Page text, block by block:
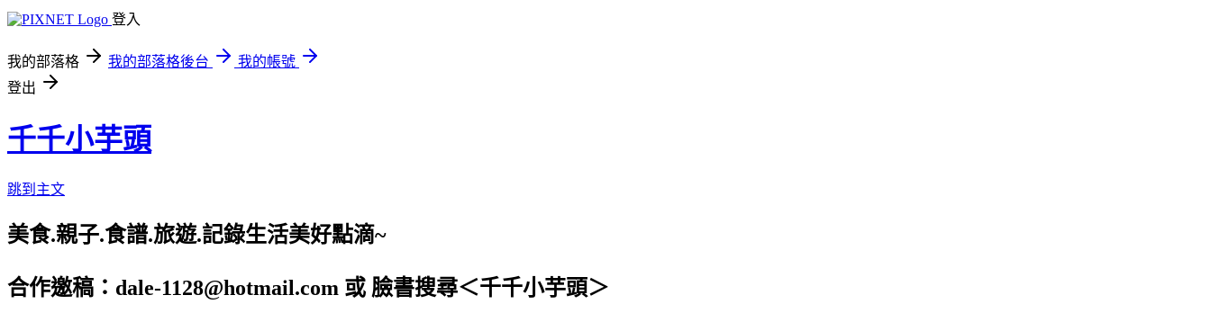
登入
我的部落格 我的部落格後台
我的帳號
登出
千千小芋頭
跳到主文
美食.親子.食譜.旅遊.記錄生活美好點滴~
合作邀稿：dale-1128@hotmail.com 或 臉書搜尋＜千千小芋頭＞